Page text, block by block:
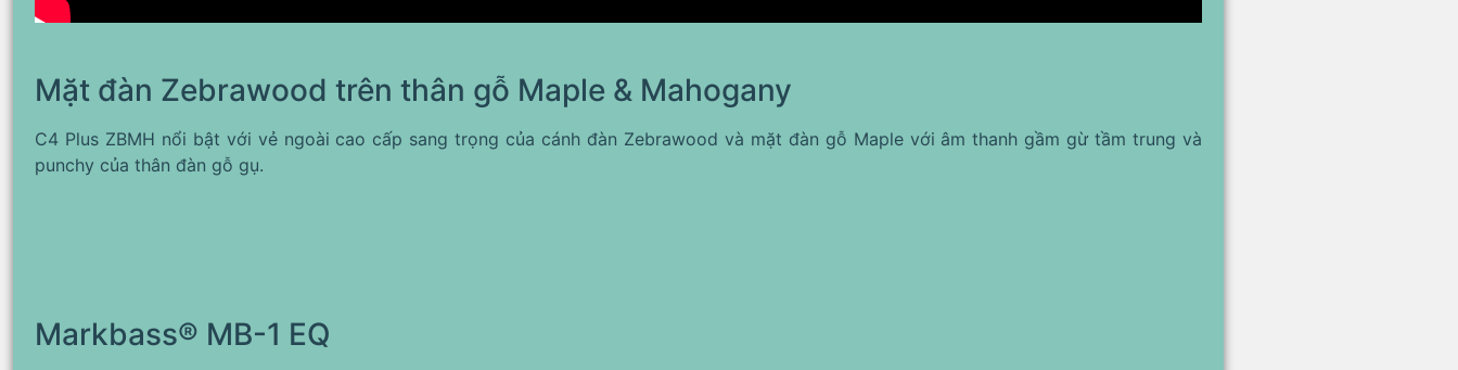
Mặt đàn Zebrawood trên thân gỗ Maple & Mahogany
C4 Plus ZBMH nổi bật với vẻ ngoài cao cấp sang trọng của cánh đàn Zebrawood và mặt đàn gỗ Maple với âm thanh gầm gừ tầm trung và
punchy của thân đàn gỗ gụ.
Markbass® MB-1 EQ